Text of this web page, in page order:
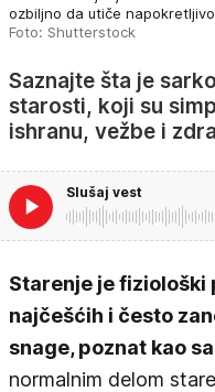
ozbiljno da utiče
Foto: Shutterstock
Saznajte šta je
starosti, koji su
ishranu, vežbe i
Slušaj vest
Starenje je fiziološki
najčešćih i često
snage, poznat kao
normalnim delom